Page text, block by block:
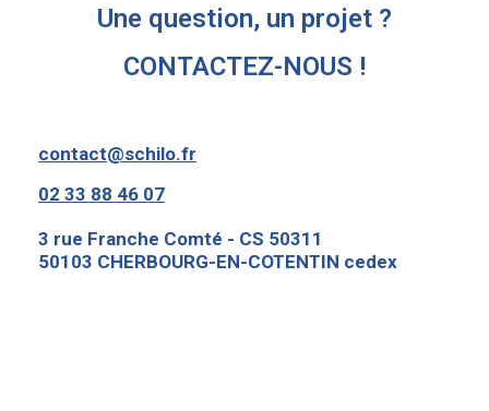
Une question, un projet ?
CONTACTEZ-NOUS !
contact@schilo.fr
02 33 88 46 07
3 rue Franche Comté - CS 50311
50103 CHERBOURG-EN-COTENTIN cedex